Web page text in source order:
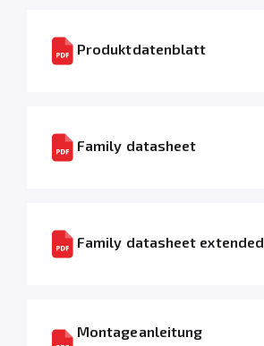
Produktdatenblatt
Family datasheet
Family datasheet extended
Montageanleitung